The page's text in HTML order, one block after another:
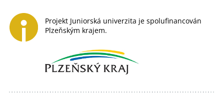
Projekt Juniorská univerzita je spolufinancován
Plzeňským krajem.